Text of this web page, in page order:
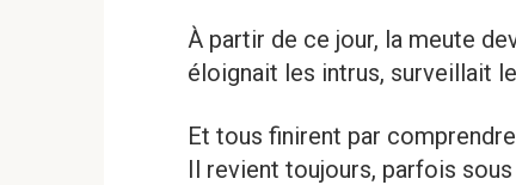
À partir de ce jour, la meute
éloignait les intrus, surveillait
Et tous finirent par
Il revient toujours, parfois